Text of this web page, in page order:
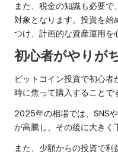
また、税金の知識も必要
対象となります。投資を始
つけ、計画的な資産運用を
初心者がやりが
ビットコイン投資で初心
時に焦って購入することで
2025年の相場では、SNS
が高騰し、その後に大きく
また、少額からの投資で